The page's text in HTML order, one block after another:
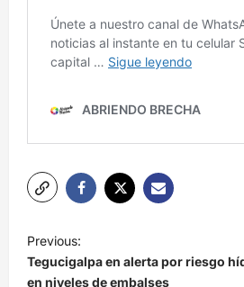
N
a
Previous:
Tegucigalpa en alerta por riesgo
en niveles de embalses